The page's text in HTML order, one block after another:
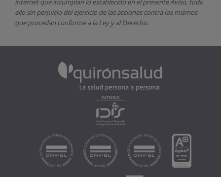
internet que incumplan lo establecido en el presente Aviso, todo
ello sin perjuicio del ejercicio de las acciones contra los mismos
que procedan conforme a la Ley y al Derecho.